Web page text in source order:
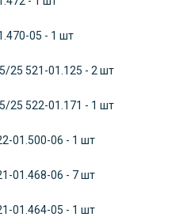
05 - 1 шт
25 521-01.125 - 2 шт
25 522-01.171 - 1 шт
01.500-06 - 1 шт
01.468-06 - 7 шт
01.464-05 - 1 шт